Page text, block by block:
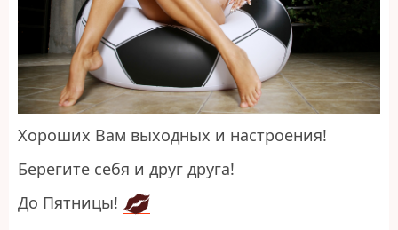
Хороших Вам выходных и настроения!
Берегите себя и друг друга!
До Пятницы!